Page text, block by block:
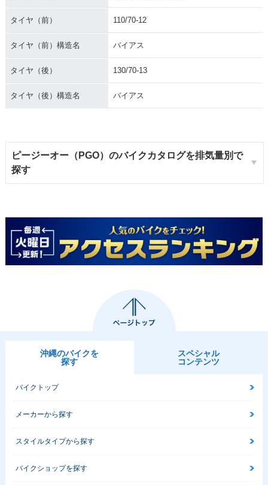
タイヤ（前） 110/70-12
タイヤ（前）構造名 バイアス
タイヤ（後） 130/70-13
タイヤ（後）構造名 バイアス
ピージーオー（PGO）のバイクカタログを排気量別で
探す
沖縄のバイクを
探す
スペシャル
コンテンツ
バイクトップ
メーカーから探す
スタイルタイプから探す
バイクショップを探す